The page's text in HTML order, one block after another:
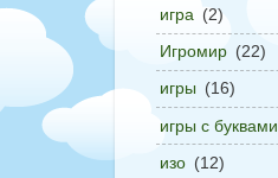
игра (2)
Игромир (22)
игры (16)
игры с буквами
изо (12)